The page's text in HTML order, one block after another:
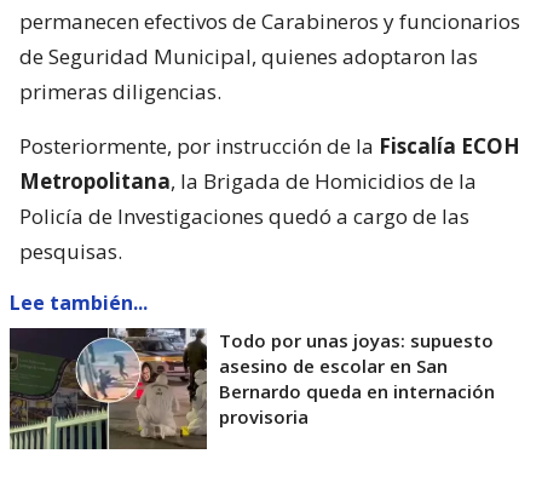
permanecen efectivos de Carabineros y funcionarios
de Seguridad Municipal, quienes adoptaron las
primeras diligencias.
Posteriormente, por instrucción de la Fiscalía ECOH
Metropolitana, la Brigada de Homicidios de la
Policía de Investigaciones quedó a cargo de las
pesquisas.
Lee también...
Todo por unas joyas: supuesto
asesino de escolar en San
Bernardo queda en internación
provisoria